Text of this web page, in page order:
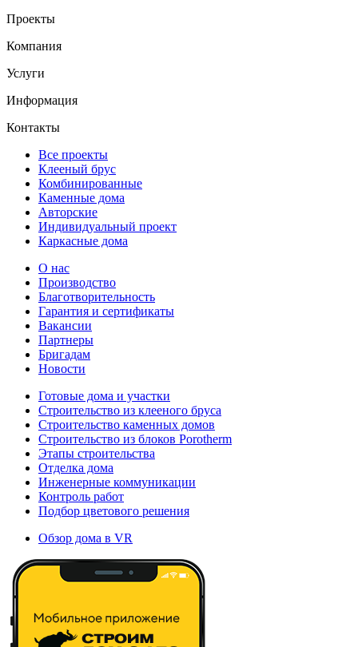
Проекты
Компания
Услуги
Информация
Контакты
Все проекты
Клееный брус
Комбинированные
Каменные дома
Авторские
Индивидуальный проект
Каркасные дома
О нас
Производство
Благотворительность
Гарантия и сертификаты
Вакансии
Партнеры
Бригадам
Новости
Готовые дома и участки
Строительство из клееного бруса
Строительство каменных домов
Строительство из блоков Porotherm
Этапы строительства
Отделка дома
Инженерные коммуникации
Контроль работ
Подбор цветового решения
Обзор дома в VR